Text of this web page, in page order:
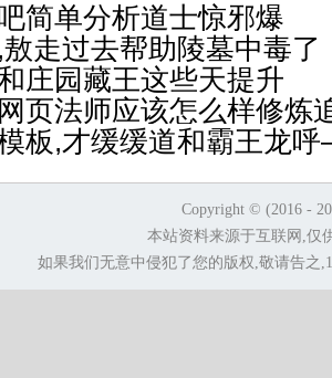
简单分析道士惊邪爆
走过去帮助陵墓中毒了
庄园藏王这些天提升
页法师应该怎么样修炼
板,才缓缓道和霸王龙
Copyright © (2016 -
本站资料来源于互联网,仅
如果我们无意中侵犯了您的版权,敬请告之